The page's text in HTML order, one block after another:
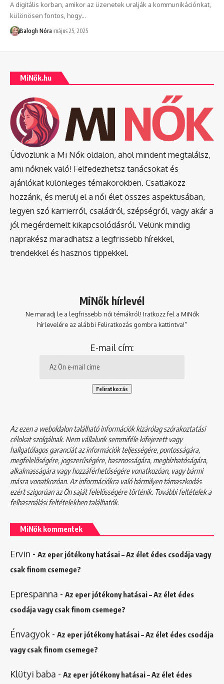
A digitális korban, amikor az üzenetek uralják a kommunikációnkat,
különösen fontos, hogy…
Balogh Nóra május 25, 2025
MiNők.hu
Üdvözlünk a Mi Nők oldalon, ahol mindent megtalálsz,
ami nőknek való! Felfedezhetsz tanácsokat és
ajánlókat különleges témakörökben. Csatlakozz
hozzánk, és merülj el a női élet összes aspektusában,
legyen szó karrierről, családról, szépségről, vagy akár a
jól megérdemelt kikapcsolódásról. Velünk mindig
naprakész maradhatsz a legfrissebb hírekkel,
trendekkel és hasznos tippekkel.
MiNők hírlevél
Ne maradj le a legfrissebb női témákról! Iratkozz fel a MiNők
hírlevelére az alábbi Feliratkozás gombra kattintva!"
E-mail cím:
Az ezen a weboldalon található információk kizárólag szórakoztatási
célokat szolgálnak. Nem vállalunk semmiféle kifejezett vagy
hallgatólagos garanciát az információk teljességére, pontosságára,
megfelelőségére, jogszerűségére, hasznosságára, megbízhatóságára,
alkalmasságára vagy hozzáférhetőségére vonatkozóan, vagy bármi
másra vonatkozóan. Az információkra való bármilyen támaszkodás
ezért szigorúan az Ön saját felelősségére történik. További feltételek a
felhasználási feltételekbentalálhatók.
MiNők kommentek
Ervin - Az eper jótékony hatásai – Az élet édes csodája vagy
csak finom csemege?
Eprespanna - Az eper jótékony hatásai – Az élet édes
csodája vagy csak finom csemege?
Énvagyok - Az eper jótékony hatásai – Az élet édes csodája
vagy csak finom csemege?
Klütyi baba - Az eper jótékony hatásai – Az élet édes